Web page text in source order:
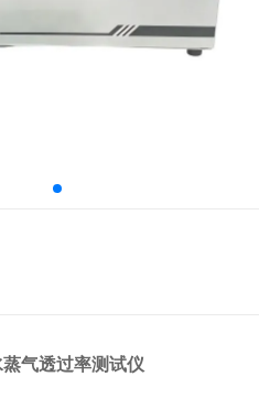
气透过率测试仪